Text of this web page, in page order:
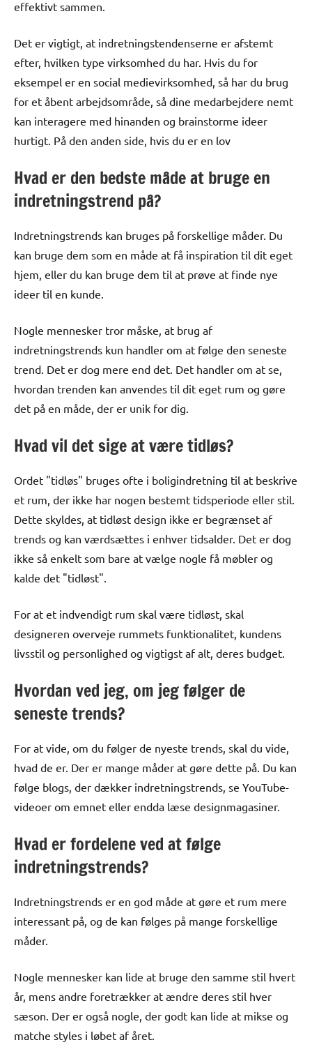
effektivt sammen.
Det er vigtigt, at indretningstendenserne er afstemt
efter, hvilken type virksomhed du har. Hvis du for
eksempel er en social medievirksomhed, så har du brug
for et åbent arbejdsområde, så dine medarbejdere nemt
kan interagere med hinanden og brainstorme ideer
hurtigt. På den anden side, hvis du er en lov
Hvad er den bedste måde at bruge en
indretningstrend på?
Indretningstrends kan bruges på forskellige måder. Du
kan bruge dem som en måde at få inspiration til dit eget
hjem, eller du kan bruge dem til at prøve at finde nye
ideer til en kunde.
Nogle mennesker tror måske, at brug af
indretningstrends kun handler om at følge den seneste
trend. Det er dog mere end det. Det handler om at se,
hvordan trenden kan anvendes til dit eget rum og gøre
det på en måde, der er unik for dig.
Hvad vil det sige at være tidløs?
Ordet "tidløs" bruges ofte i boligindretning til at beskrive
et rum, der ikke har nogen bestemt tidsperiode eller stil.
Dette skyldes, at tidløst design ikke er begrænset af
trends og kan værdsættes i enhver tidsalder. Det er dog
ikke så enkelt som bare at vælge nogle få møbler og
kalde det "tidløst".
For at et indvendigt rum skal være tidløst, skal
designeren overveje rummets funktionalitet, kundens
livsstil og personlighed og vigtigst af alt, deres budget.
Hvordan ved jeg, om jeg følger de
seneste trends?
For at vide, om du følger de nyeste trends, skal du vide,
hvad de er. Der er mange måder at gøre dette på. Du kan
følge blogs, der dækker indretningstrends, se YouTube-
videoer om emnet eller endda læse designmagasiner.
Hvad er fordelene ved at følge
indretningstrends?
Indretningstrends er en god måde at gøre et rum mere
interessant på, og de kan følges på mange forskellige
måder.
Nogle mennesker kan lide at bruge den samme stil hvert
år, mens andre foretrækker at ændre deres stil hver
sæson. Der er også nogle, der godt kan lide at mikse og
matche styles i løbet af året.